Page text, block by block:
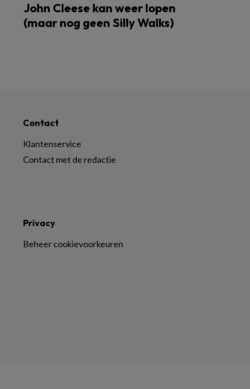
John Cleese kan weer lopen
(maar nog geen Silly Walks)
Contact
Klantenservice
Contact met de redactie
Privacy
Beheer cookievoorkeuren